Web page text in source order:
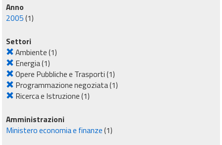
Anno
2005(1)
Settori
Ambiente(1)
Energia(1)
Opere Pubbliche e Trasporti(1)
Programmazione negoziata(1)
Ricerca e Istruzione(1)
Amministrazioni
Ministero economia e finanze(1)